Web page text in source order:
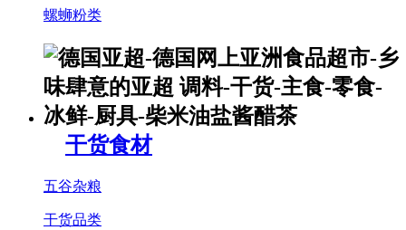
螺蛳粉类
干货食材
五谷杂粮
干货品类